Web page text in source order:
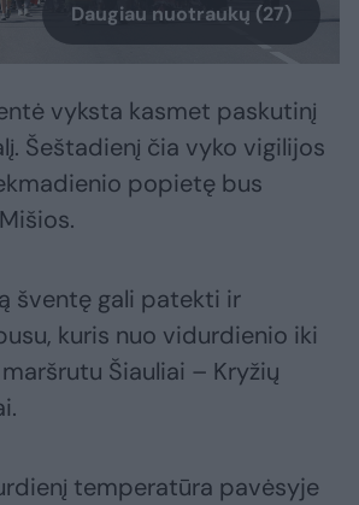
Daugiau nuotraukų (27)
vyksta kasmet paskutinį
Šeštadienį čia vyko vigilijos
popietę bus
šventę gali patekti ir
kuris nuo vidurdienio iki
maršrutu Šiauliai – Kryžių
temperatūra pavėsyje